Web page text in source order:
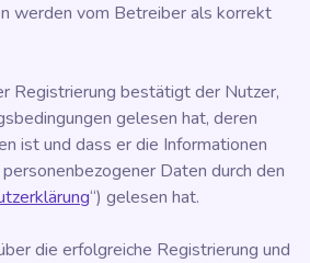
werden vom Betreiber als korrekt
Registrierung bestätigt der Nutzer,
gelesen hat, deren
ist und dass er die Informationen
Daten durch den
“) gelesen hat.
die erfolgreiche Registrierung und